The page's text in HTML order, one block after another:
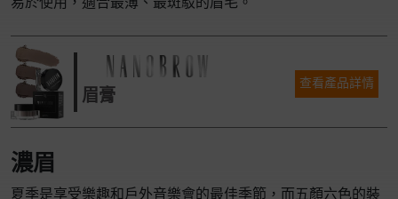
眉膏
查看產品詳情
濃眉
夏季是享受樂趣和戶外音樂會的最佳季節，而五顏六色的裝